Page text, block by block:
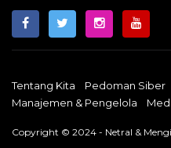
Tentang Kita Pedoman Siber
Manajemen & Pengelola
Copyright © 2024 - Netral &